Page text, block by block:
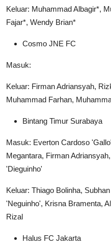
Keluar: Muhammad Albagir*,
Fajar*, Wendy Brian*
Cosmo JNE FC
Masuk:
Keluar: Firman Adriansyah,
Muhammad Farhan,
Bintang Timur Surabaya
Masuk: Everton Cardoso
Megantara, Firman
'Dieguinho'
Keluar: Thiago Bolinha,
'Neguinho', Krisna Bramenta,
Rizal
Halus FC Jakarta